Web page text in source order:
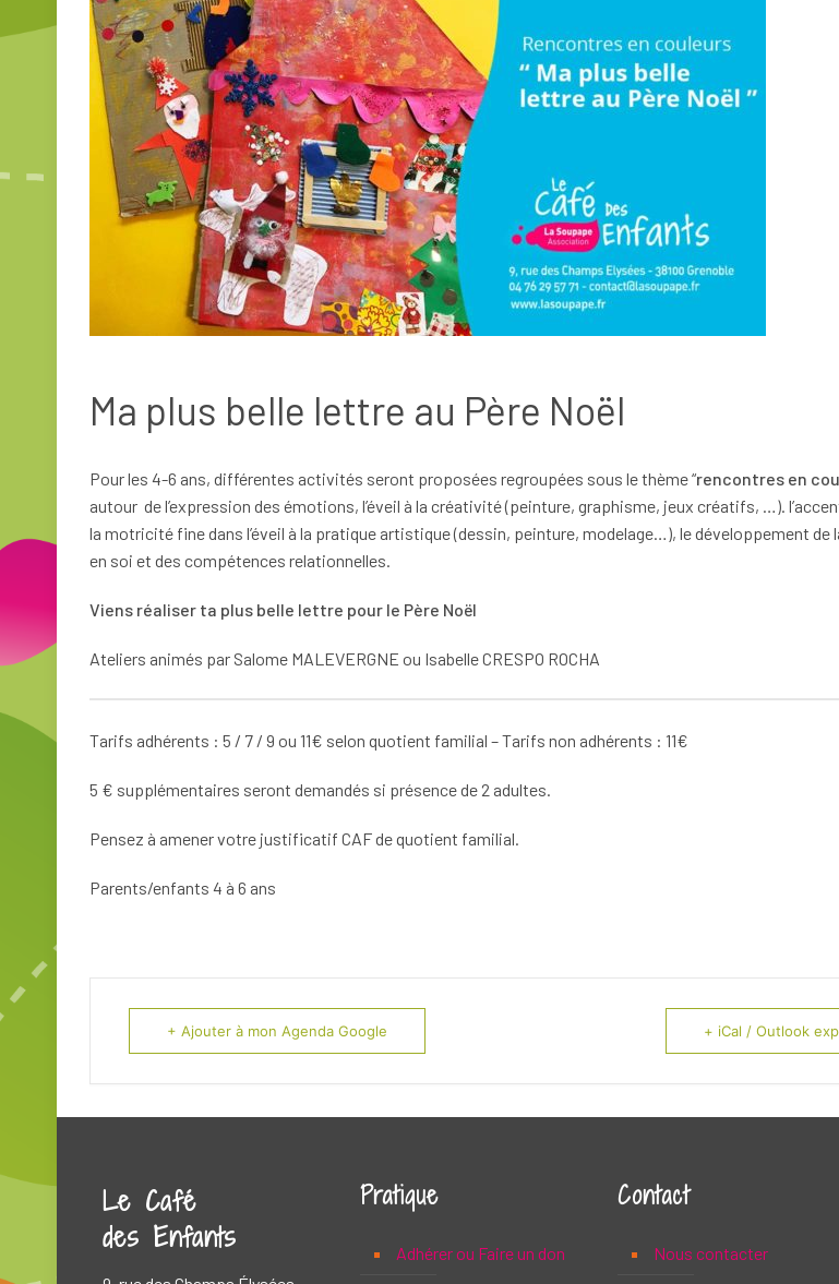
Ma plus belle lettre au Père Noël
Pour les 4-6 ans, différentes activités seront proposées regroupées sous le thème “rencontres en
autour de l’expression des émotions, l’éveil à la créativité (peinture, graphisme, jeux créatifs, …).
la motricité fine dans l’éveil à la pratique artistique (dessin, peinture, modelage…), le développement de
en soi et des compétences relationnelles.
Viens réaliser ta plus belle lettre pour le Père Noël
Ateliers animés par Salome MALEVERGNE ou Isabelle CRESPO ROCHA
Tarifs adhérents : 5 / 7 / 9 ou 11€ selon quotient familial – Tarifs non adhérents : 11€
5 € supplémentaires seront demandés si présence de 2 adultes.
Pensez à amener votre justificatif CAF de quotient familial.
Parents/enfants 4 à 6 ans
+ Ajouter à mon Agenda Google + iCal / Outlook
Le Café
des Enfants
Pratique
Adhérer ou Faire un don
Contact
Nous contacter